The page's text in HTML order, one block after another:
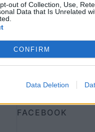
out of Collection, Use,
Data that Is Unrelated
CONFIRM
Data Deletion
Social
FACEBOOK